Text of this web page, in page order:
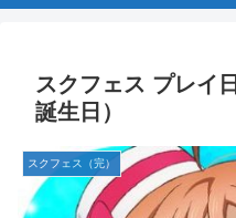
スクフェス プレイ
誕生日）
スクフェス（完）